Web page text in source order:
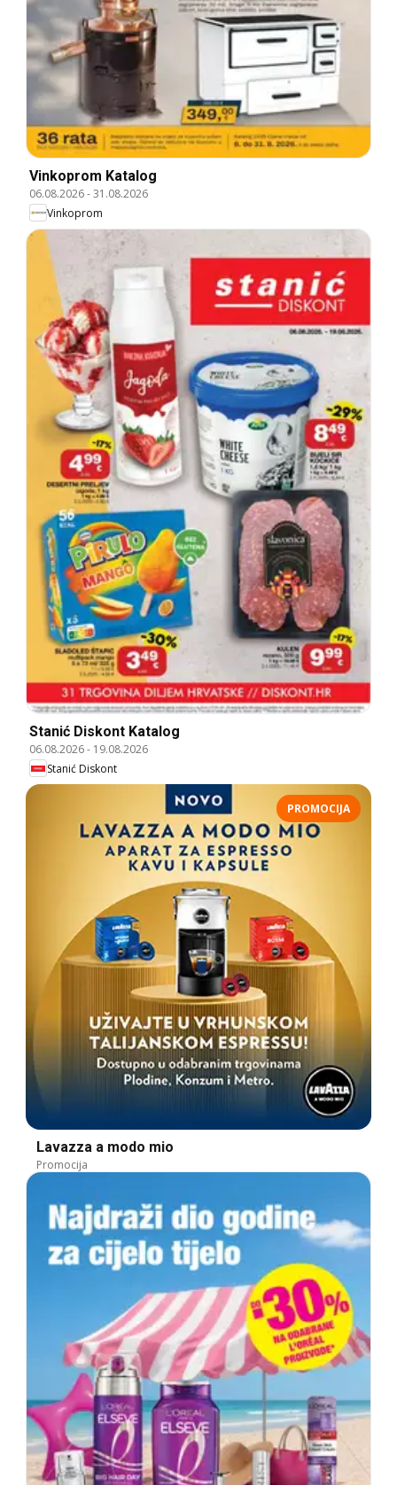
Vinkoprom Katalog
06.08.2026-31.08.2026
Vinkoprom
Stanić Diskont Katalog
06.08.2026- 19.08.2026
Stanić Diskont
PROMOCIJA
Lavazza a modo mio
Promocija